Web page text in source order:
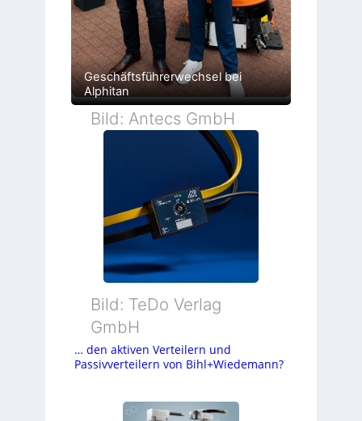
Geschäftsführerwechsel bei
Alphitan
Bild: Antecs GmbH
Bild: TeDo Verlag
GmbH
… den aktiven Verteilern und
Passivverteilern von Bihl+Wiedemann?